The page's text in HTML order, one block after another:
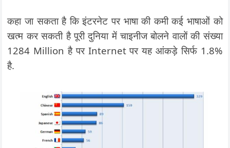
कहा जा सकता है कि इंटरनेट पर भाषा की कमी कई भाषाओं को
खत्म कर सकती है पूरी दुनिया में चाइनीज बोलने वालों की संख्या
1284 Million है पर Internet पर यह आंकड़े सिर्फ 1.8%
है.